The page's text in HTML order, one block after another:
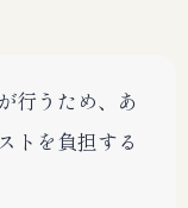
行うため、あ
トを負担する